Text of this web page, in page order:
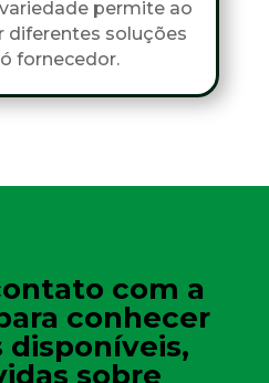
permite ao
diferentes soluções
fornecedor.
com a
conhecer
disponíveis,
sobre